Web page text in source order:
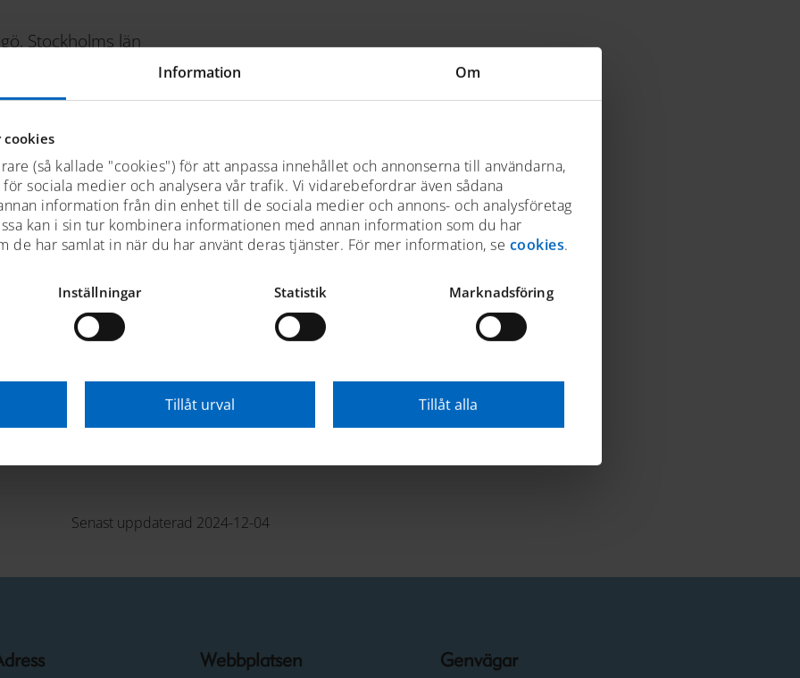
Information Om
(så kallade "cookies") för att anpassa innehållet och annonserna till användarna,
sociala medier och analysera vår trafik. Vi vidarebefordrar även sådana
information från din enhet till de sociala medier och annons- och analysföretag
kan i sin tur kombinera informationen med annan information som du har
de har samlat in när du har använt deras tjänster. För mer information, se cookies.
Inställningar Statistik Marknadsföring
Tillåt urval Tillåt alla
Stockholms län
den välkände C G Pettersson och byggdes
i Kristinehamn. Det kravellbyggda skrovet
separat salong och väl tilltagen akterruff.
förses med löstagbara baldakintak.
ägare, varav den nuvarande ägt båten i 40
förändringar, t ex tillkommen skorsten
mer än 100-åriga existens men till
sedan byggåret. Båten har idag
fanns en Albin motor på 25 hästkrafter.
i skärgården och en representativ
ägarlängden är känd och hemmavattnen har
har hemmahamn på Lidingö.
Senast uppdaterad 2024-12-04
Webbplatsen Genvägar